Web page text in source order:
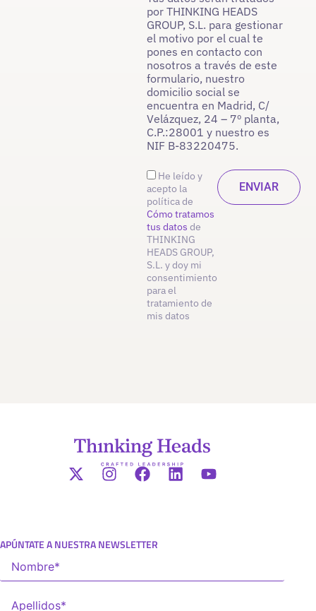
por THINKING HEADS
GROUP, S.L. para gestionar
el motivo por el cual te
pones en contacto con
nosotros a través de este
formulario, nuestro
domicilio social se
encuentra en Madrid, C/
Velázquez, 24 – 7º planta,
C.P.:28001 y nuestro es
NIF B-83220475.
He leído y
acepto la
política de
Cómo tratamos
tus datos de
THINKING
HEADS GROUP,
S.L. y doy mi
consentimiento
para el
tratamiento de
mis datos
APÚNTATE A NUESTRA NEWSLETTER